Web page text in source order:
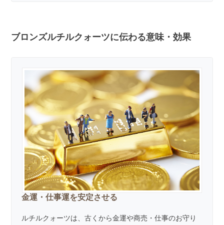
ブロンズルチルクォーツに伝わる意味・効果
金運・仕事運を安定させる
ルチルクォーツは、古くから金運や商売・仕事のお守り